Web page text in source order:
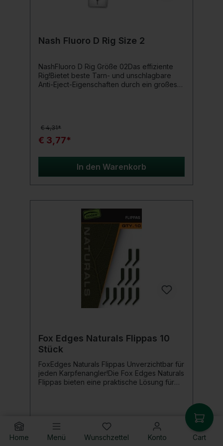
Nash Fluoro D Rig Size 2
NashFluoro D Rig Größe 02Das effiziente
Rig!Bietet beste Tarn- und unschlagbare
Anti-Eject-Eigenschaften durch ein großes
resettet.Produktdetails: Fang X-Haken
Fluorolink 8mm Köderschraube Diffusion
Camo Anti Tangle Sleeve lang Rigs der
Größe 02 mit 25 Pfund gebunden Rigs der
Größe 04/06 mit 20 Pfund gebunden Größe
€ 4,31*
€ 3,77*
In den Warenkorb
Fox Edges Naturals Flippas 10
Stück
FoxEdges Naturals Flippas Unverzichtbar für
jeden Karpfenangler!Die Fox Edges Naturals
Flippas bieten eine praktische Lösung für
beschleunigen das Drehen des Hakens
sowie das Einhaken in die
€ 4,77*
Home Menü Wunschzettel Konto Cart